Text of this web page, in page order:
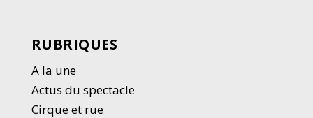
RUBRIQUES
A la une
Actus du spectacle
Cirque et rue